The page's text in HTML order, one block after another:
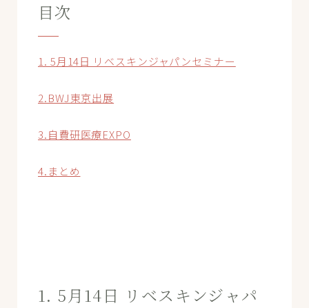
目次
1. 5月14日 リベスキンジャパンセミナー
2.BWJ東京出展
3.自費研医療EXPO
4.まとめ
1. 5月14日 リベスキンジャパ